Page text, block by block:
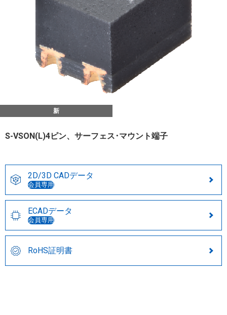
新
S-VSON(L)4ピン、サーフェス･マウント端子
2D/3D CADデータ
会員専用
ECADデータ
会員専用
RoHS証明書